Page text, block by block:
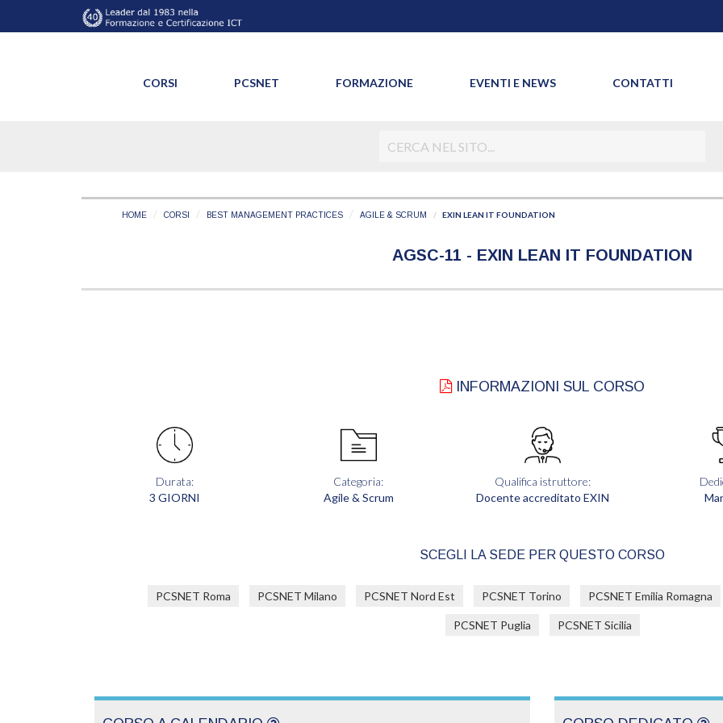
CORSI PCSNET FORMAZIONE EVENTI E NEWS CONTATTI
HOME CORSI BEST MANAGEMENT PRACTICES AGILE & SCRUM EXIN LEAN IT FOUNDATION
AGSC-11 - EXIN LEAN IT FOUNDATION
INFORMAZIONI SUL CORSO
Durata:
3 GIORNI
Categoria:
Agile & Scrum
Qualifica istruttore:
Docente accreditato EXIN
SCEGLI LA SEDE PER QUESTO CORSO
PCSNET Roma PCSNET Milano PCSNET Nord Est PCSNET Torino PCSNET Emilia Romagna
PCSNET Puglia PCSNET Sicilia